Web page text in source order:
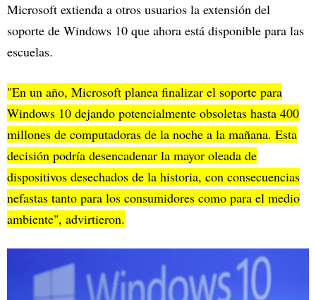
Microsoft extienda a otros usuarios la extensión del
soporte de Windows 10 que ahora está disponible para las
escuelas.
"En un año, Microsoft planea finalizar el soporte para
Windows 10 dejando potencialmente obsoletas hasta 400
millones de computadoras de la noche a la mañana. Esta
decisión podría desencadenar la mayor oleada de
dispositivos desechados de la historia, con consecuencias
nefastas tanto para los consumidores como para el medio
ambiente", advirtieron.